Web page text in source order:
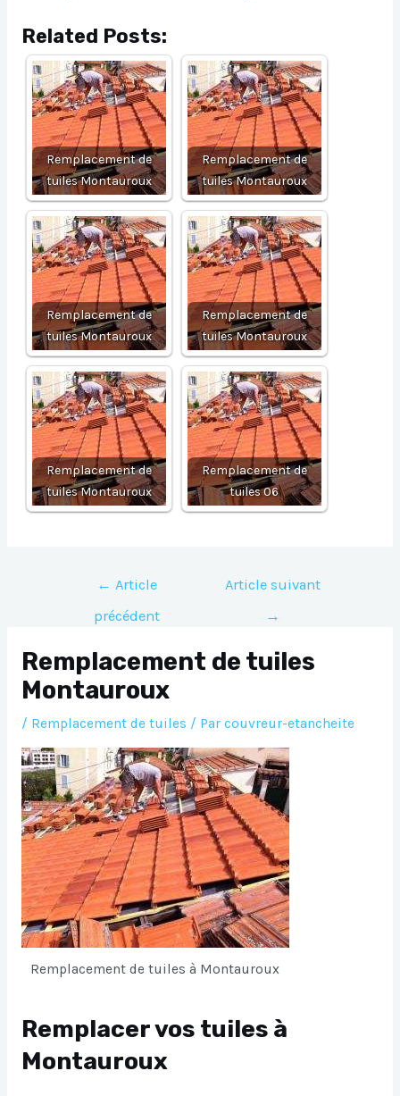
Related Posts:
Remplacement de
tuiles Montauroux
Remplacement de
tuiles Montauroux
Remplacement de
tuiles Montauroux
Remplacement de
tuiles Montauroux
Remplacement de
tuiles Montauroux
Remplacement de
tuiles 06
Navigation
l’article
← Article
précédent
Article suivant
→
Remplacement de tuiles
Montauroux
/ Remplacement de tuiles / Par couvreur-etancheite
Remplacement de tuiles à Montauroux
Remplacer vos tuiles à
Montauroux